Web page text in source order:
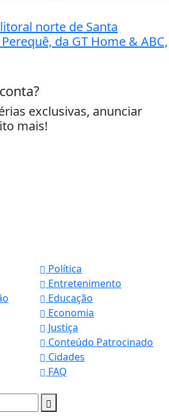
norte de Santa
da GT Home & ABC,
exclusivas, anunciar
mais!
Política
Entretenimento
Educação
Economia
Justiça
Conteúdo Patrocinado
Cidades
FAQ